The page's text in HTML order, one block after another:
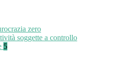
zero
soggette a controllo
5